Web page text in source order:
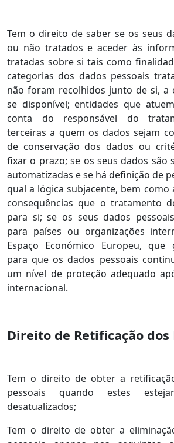
Tem o direito de saber se os seus
ou não tratados e aceder às
tratadas sobre si tais como
categorias dos dados pessoais
não foram recolhidos junto de si, a
se disponível; entidades que
conta do responsável do
terceiras a quem os dados sejam
de conservação dos dados ou
fixar o prazo; se os seus dados são
automatizadas e se há definição de
qual a lógica subjacente, bem como
consequências que o tratamento
para si; se os seus dados
para países ou organizações
Espaço Económico Europeu, que
para que os dados pessoais
um nível de proteção adequado
internacional.
Direito de Retificação dos
Tem o direito de obter a
pessoais quando estes
desatualizados;
Tem o direito de obter a